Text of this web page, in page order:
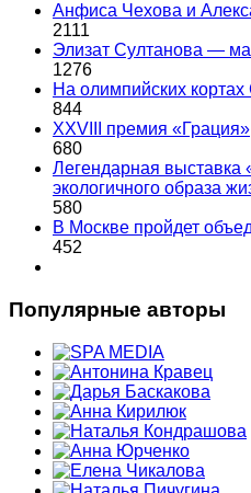
Анфиса Чехова и
2111
Элизат Султанова —
1276
На олимпийских
844
XXVIII премия «Грация»
680
Легендарная выставка
экологичного образа
580
В Москве пройдет
452
Популярные авторы